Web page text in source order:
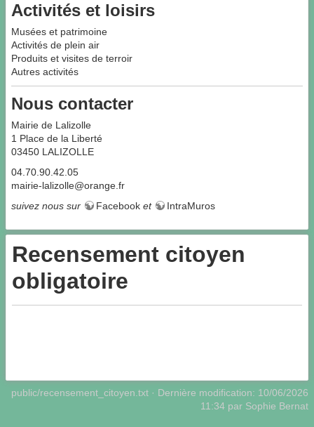
Activités et loisirs
Musées et patrimoine
Activités de plein air
Produits et visites de terroir
Autres activités
Nous contacter
Mairie de Lalizolle
1 Place de la Liberté
03450 LALIZOLLE
04.70.90.42.05
mairie-lalizolle@orange.fr
suivez nous sur
Facebook et IntraMuros
Recensement citoyen
obligatoire
public/recensement_citoyen.txt · Dernière modification: 10/06/2026
11:34 par Sophie Bernat